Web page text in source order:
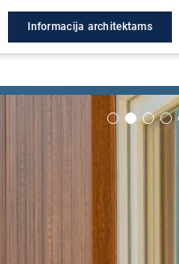
Informacija architektams